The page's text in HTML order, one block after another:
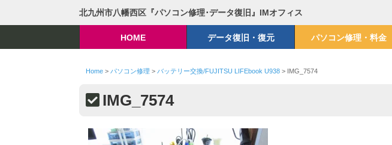
北九州市八幡西区『パソコン修理･データ復旧』IMオフィス
HOME データ復旧・復元 パソコン修理・料金
Home> パソコン修理 > バッテリー交換/FUJITSU LIFEbook U938> IMG_7574
IMG_7574